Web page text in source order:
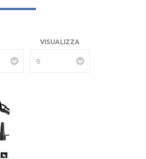
VISUALIZZA